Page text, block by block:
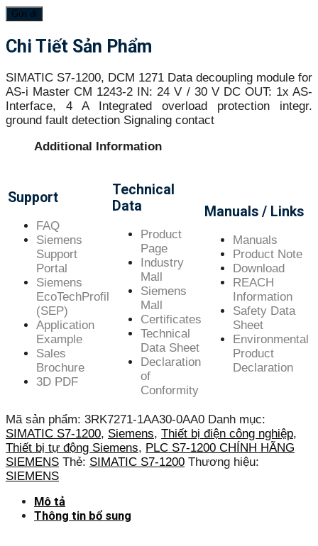
Chi Tiết Sản Phẩm
SIMATIC S7-1200, DCM 1271 Data decoupling module for
AS-i Master CM 1243-2 IN: 24 V / 30 V DC OUT: 1x AS-
Interface, 4 A Integrated overload protection integr.
ground fault detection Signaling contact
Additional Information
Support
FAQ
Siemens
Support
Portal
Siemens
EcoTechProfil
(SEP)
Application
Example
Sales
Brochure
3D PDF
Technical
Data
Product
Page
Industry
Mall
Siemens
Mall
Certificates
Technical
Data Sheet
Declaration
of
Conformity
Manuals / Links
Manuals
Product Note
Download
REACH
Information
Safety Data
Sheet
Environmental
Product
Declaration
Mã sản phẩm: 3RK7271-1AA30-0AA0 Danh mục:
SIMATIC S7-1200, Siemens, Thiết bị điện công nghiệp,
Thiết bị tự động Siemens, PLC S7-1200 CHÍNH HÃNG
SIEMENS Thẻ: SIMATIC S7-1200 Thương hiệu:
SIEMENS
Mô tả
Thông tin bổ sung